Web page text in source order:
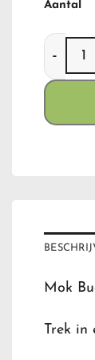
Aantal
Mok
Mok
Trek in